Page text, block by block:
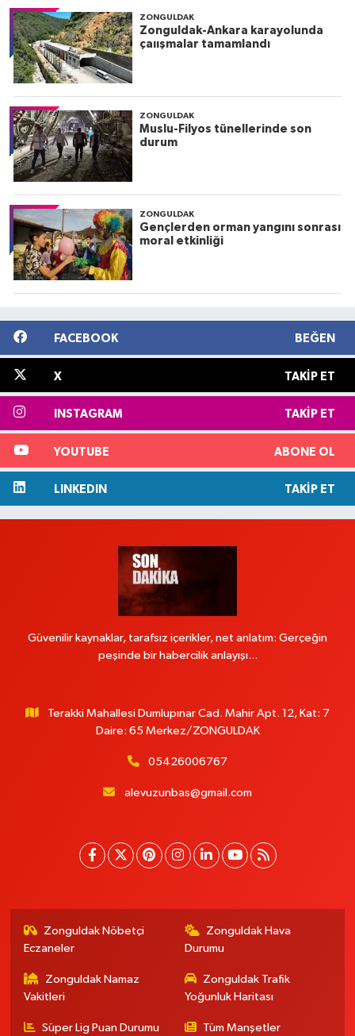
ZONGULDAK
Zonguldak-Ankara karayolunda
çaıışmalar tamamlandı
ZONGULDAK
Muslu-Filyos tünellerinde son
durum
ZONGULDAK
Gençlerden orman yangını sonrası
moral etkinliği
FACEBOOK BEĞEN
X TAKIP ET
INSTAGRAM TAKIP ET
YOUTUBE ABONE OL
LINKEDIN TAKIP ET
Güvenilir kaynaklar, tarafsız içerikler, net anlatım: Gerçeğin
peşinde bir habercilik anlayışı...
Terakki Mahallesi Dumlupınar Cad. Mahir Apt. 12, Kat: 7
Daire: 65 Merkez/ZONGULDAK
05426006767
alevuzunbas@gmail.com
Zonguldak Nöbetçi
Eczaneler
Zonguldak Hava
Durumu
Zonguldak Namaz
Vakitleri
Zonguldak Trafik
Yoğunluk Haritası
Süper Lig Puan Durumu Tüm Manşetler